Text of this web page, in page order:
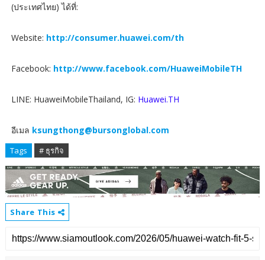
(ประเทศไทย) ได้ที่:
Website: http://consumer.huawei.com/th
Facebook: http://www.facebook.com/HuaweiMobileTH
LINE: HuaweiMobileThailand, IG: Huawei.TH
อีเมล ksungthong@bursonglobal.com
Tags # ธุรกิจ
Share This